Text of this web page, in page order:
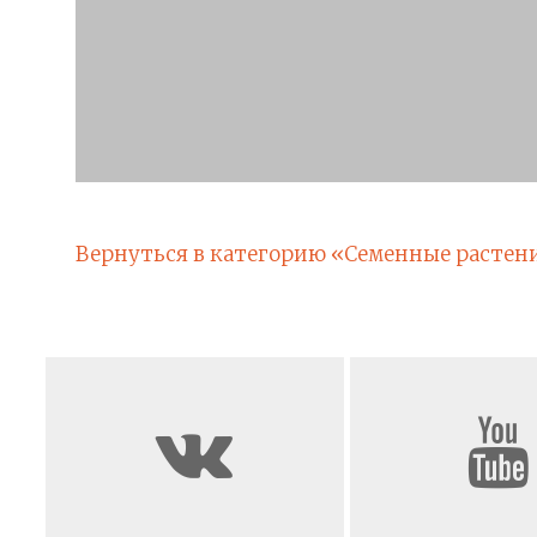
Вернуться в категорию «Семенные